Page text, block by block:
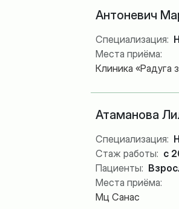
Антоневич
Специализация:
Места приёма:
Клиника «Радуга
Атаманова
Специализация:
Стаж работы: с
Пациенты:
Места приёма:
Мц Санас